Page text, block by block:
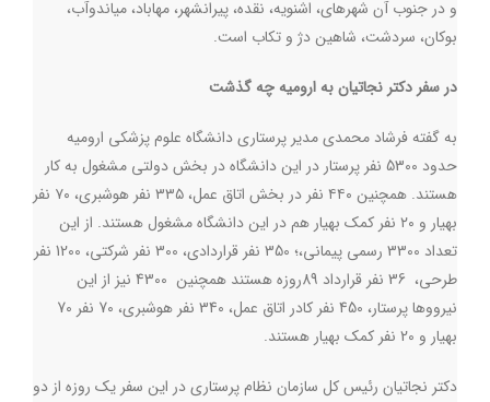
و در جنوب آن شهرهای، اشنویه، نقده، پیرانشهر، مهاباد، میاندوآب،
بوکان، سردشت، شاهین دژ و تکاب است.
در سفر دکتر نجاتیان به ارومیه چه گذشت
به گفته فرشاد محمدی مدیر پرستاری دانشگاه علوم پزشکی ارومیه
حدود 5300 نفر پرستار در این دانشگاه در بخش دولتی مشغول به کار
هستند. همچنین ۴۴۰ نفر در بخش اتاق عمل، ۳۳۵ نفر هوشبری، ۷۰ نفر
بهیار و ۲۰ نفر کمک بهیار هم در این دانشگاه مشغول هستند. از این
تعداد 3300 رسمی پیمانی،؛ 350 نفر قراردادی، 300 نفر شرکتی، 1200 نفر
طرحی، 36 نفر قرارداد 89روزه هستند همچنین 4300 نیز از این
نیرووها پرستار، 450 نفر کادر اتاق عمل، 340 نفر هوشبری، 70 نفر 70
بهیار و 20 نفر کمک بهیار هستند.
دکتر نجاتیان رئیس کل سازمان نظام پرستاری در این سفر یک روزه از دو